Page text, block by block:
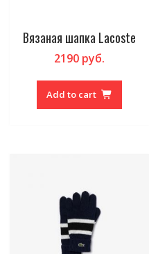
Вязаная шапка Lacoste
2190 руб.
Add to cart